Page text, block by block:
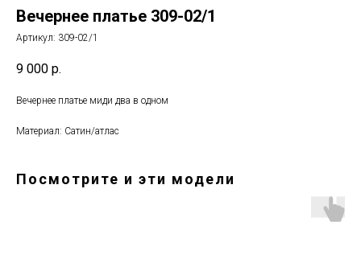
Вечернее платье 309-02/1
Артикул: 309-02/1
9 000 р.
Вечернее платье миди два в одном
Материал: Сатин/атлас
Посмотрите и эти модели